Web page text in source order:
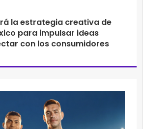
la estrategia creativa de
para impulsar ideas
con los consumidores